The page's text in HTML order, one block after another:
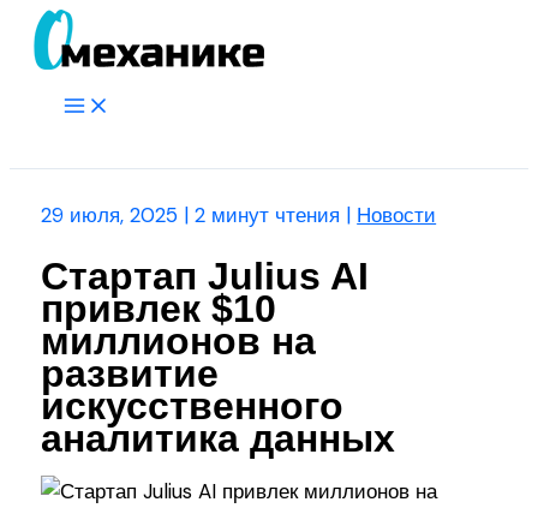
Перейти
Main
29 июля, 2025 |2 минут чтения | Новости
Стартап Julius AI
привлек $10
миллионов на
развитие
искусственного
аналитика данных